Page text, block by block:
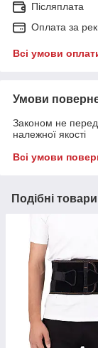
Післяплата
Оплата за
Всі умови
Умови
Законом не
належної якості
Всі умови
Подібні